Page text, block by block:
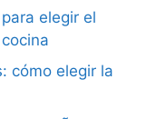
elegir el
cómo elegir la